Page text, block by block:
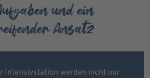
und ein
Ansatz
Intensivstation werden nicht nur